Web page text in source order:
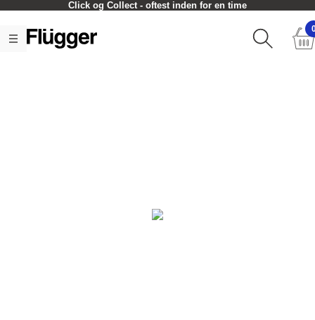
Click og Collect - oftest inden for en time